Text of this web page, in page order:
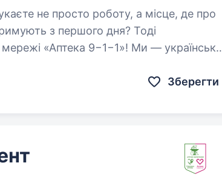
з першого дня? Тоді
«Аптека 9−1−1»! Ми — українська
Зберегти